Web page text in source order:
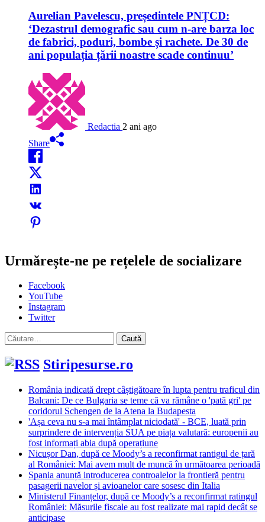
Aurelian Pavelescu, președintele PNȚCD:
‘Dezastrul demografic sau cum n-are barza loc
de fabrici, poduri, bombe și rachete. De 30 de
ani populația țării noastre scade continuu’
Redactia 2 ani ago
Share
Urmărește-ne pe rețelele de socializare
Facebook
YouTube
Instagram
Twitter
Caută
după:
Stiripesurse.ro
România indicată drept câștigătoare în lupta pentru traficul din
Balcani: De ce Bulgaria se teme că va rămâne o 'pată gri' pe
coridorul Schengen de la Atena la Budapesta
'Așa ceva nu s-a mai întâmplat niciodată' - BCE, luată prin
surprindere de intervenția SUA pe piața valutară: europenii au
fost informați abia după operațiune
Nicușor Dan, după ce Moody’s a reconfirmat rantigul de țară
al României: Mai avem mult de muncă în următoarea perioadă
Spania anunță introducerea controalelor la frontieră pentru
pasagerii navelor și avioanelor care sosesc din Italia
Ministerul Finanțelor, după ce Moody’s a reconfirmat ratingul
României: Măsurile fiscale au fost realizate mai rapid decât se
anticipase